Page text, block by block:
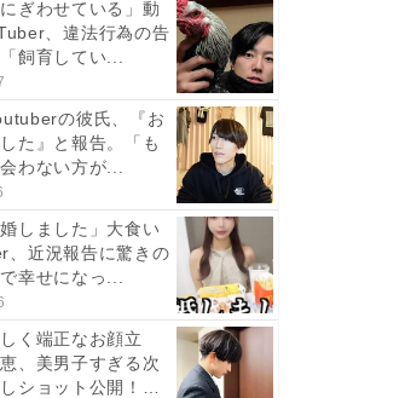
にぎわせている」動
、違法行為の告
飼育してい...
の彼氏、『お
た』と報告。「も
わない方が...
婚しました」大食い
、近況報告に驚きの
幸せになっ...
しく端正なお顔立
、美男子すぎる次
ショット公開！